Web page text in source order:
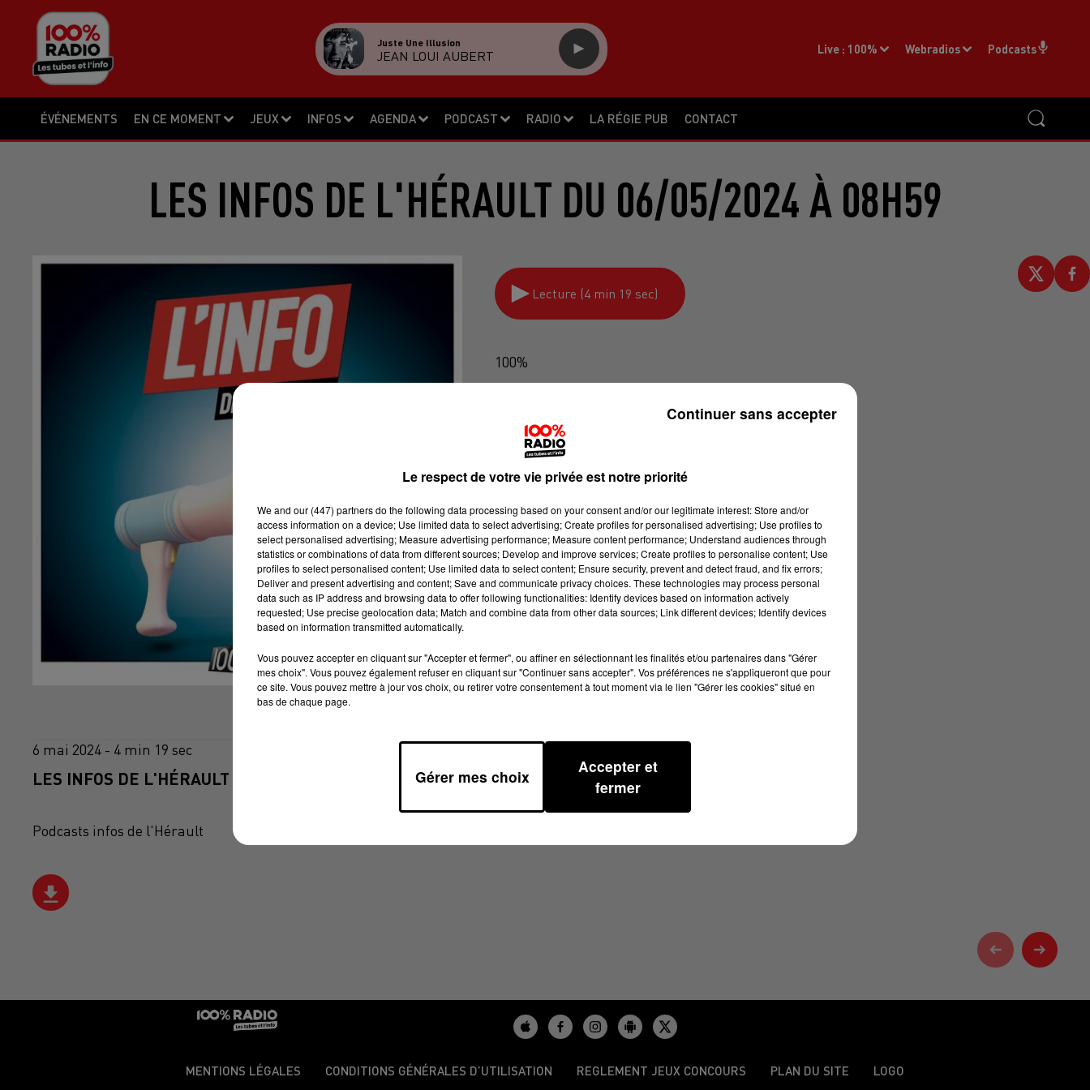
ÉVÉNEMENTS EN CE MOMENT JEUX INFOS AGENDA PODCAST RADIO LA RÉGIE PUB CONTACT
Live : 100% Webradios Podcasts
Juste Une Illusion
JEAN LOUI AUBERT
LES INFOS DE L'HÉRAULT DU 06/05/2024 À 08H59
Lecture (4 min 19 sec)
100%
6 mai 2024 - 4 min 19 sec
LES INFOS DE L'HÉRAULT DU 06/05/2024 À 08H59
Podcasts infos de l'Hérault
MENTIONS LÉGALES CONDITIONS GÉNÉRALES D’UTILISATION REGLEMENT JEUX CONCOURS PLAN DU SITE LOGO
Le respect de votre vie privée est notre priorité
We and our (447) partnersdo the following data processing based on your consent and/or our legitimate interest: Store and/or
access information on a device; Use limited data to select advertising; Create profiles for personalised advertising; Use profiles to
select personalised advertising; Measure advertising performance; Measure content performance; Understand audiences through
statistics or combinations of data from different sources; Develop and improve services; Create profiles to personalise content; Use
profiles to select personalised content; Use limited data to select content; Ensure security, prevent and detect fraud, and fix errors;
Deliver and present advertising and content; Save and communicate privacy choices. These technologies may process personal
data such as IP address and browsing data to offer following functionalities: Identify devices based on information actively
requested; Use precise geolocation data; Match and combine data from other data sources; Link different devices; Identify devices
based on information transmitted automatically.
Vous pouvez accepter en cliquant sur "Accepter et fermer", ou affiner en sélectionnant les finalités et/ou partenaires dans "Gérer
mes choix". Vous pouvez également refuser en cliquant sur "Continuer sans accepter". Vos préférences ne s'appliqueront que pour
ce site. Vous pouvez mettre à jour vos choix, ou retirer votre consentement à tout moment via le lien "Gérer les cookies" situé en
bas de chaque page.
Gérer mes choix
Accepter et
fermer
Continuer sans accepter